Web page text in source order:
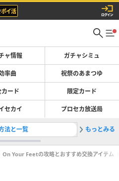
ャ情報 ガチャシミュ
率曲 祝祭のあまつゆ
カード 限定カード
セカイ プロセカ放送局
法と一覧 2Tucked
もっとみる
On Your Feetの攻略とおすすめ交換アイテム